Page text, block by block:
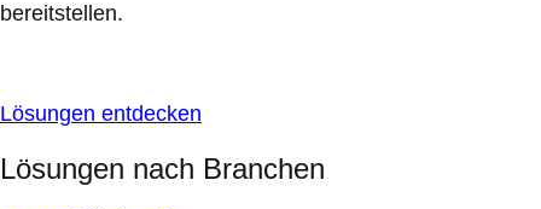
bereitstellen.
Lösungen entdecken
Lösungen nach Branchen